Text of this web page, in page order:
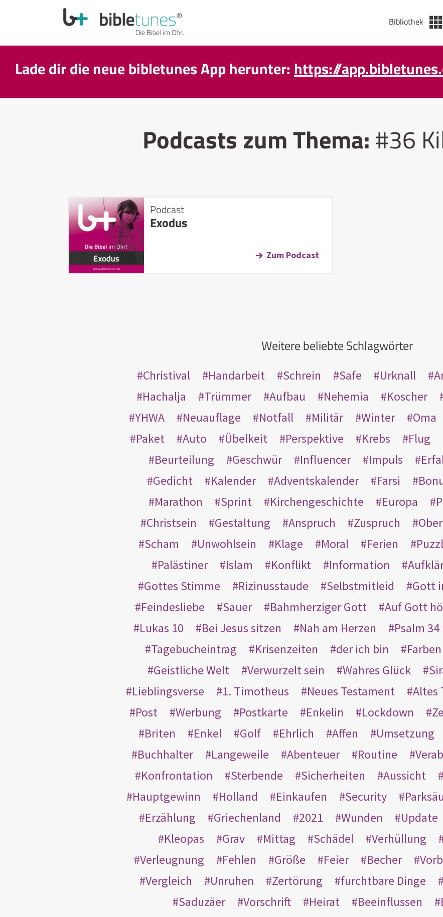
Bibliothek
Lade dir die neue bibletunes App herunter: https://
Podcasts zum Thema:#36
Podcast
Exodus
Zum Podcast
Weitere beliebte Schlagwörter
Christival Handarbeit Schrein Safe Urknall
Hachalja
Trümmer Aufbau Nehemia Koscher
YHWA
Neuauflage Notfall Militär Winter Oma
Paket
Auto Übelkeit Perspektive Krebs Flug
Beurteilung
Geschwür Influencer Impuls
Gedicht
Kalender Adventskalender Farsi
Marathon
Sprint Kirchengeschichte Europa
Christsein
Gestaltung Anspruch Zuspruch
Scham
Unwohlsein Klage Moral Ferien
Palästiner
Islam Konflikt Information
Gottes Stimme
Rizinusstaude Selbstmitleid
Gott
Feindesliebe
Sauer Bahmherziger Gott Auf Gott
Lukas 10
Bei Jesus sitzen Nah am Herzen Psalm 34
Tagebucheintrag
Krisenzeiten der ich bin Farben
Geistliche Welt
Verwurzelt sein Wahres Glück
Lieblingsverse
1. Timotheus Neues Testament Altes
Post
Werbung Postkarte Enkelin Lockdown
Briten
Enkel Golf Ehrlich Affen Umsetzung
Buchhalter
Langeweile Abenteuer Routine
Konfrontation
Sterbende Sicherheiten Aussicht
Hauptgewinn
Holland Einkaufen Security
Erzählung
Griechenland 2021 Wunden Update
Kleopas
Grav Mittag Schädel Verhüllung
Verleugnung
Fehlen Größe Feier Becher
Vergleich
Unruhen Zertörung furchtbare Dinge
Saduzäer
Vorschrift Heirat Beeinflussen